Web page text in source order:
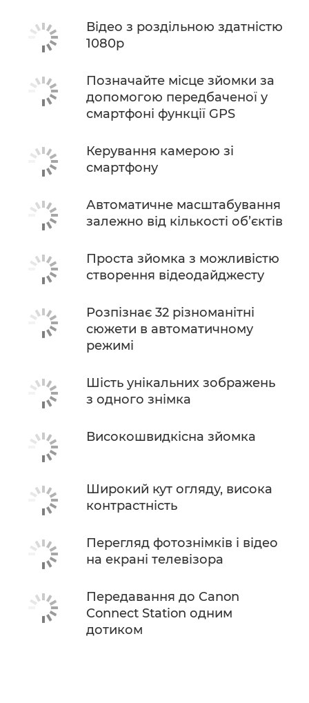
Відео з роздільною здатністю
1080p
Позначайте місце зйомки за
допомогою передбаченої у
смартфоні функції GPS
Керування камерою зі
смартфону
Автоматичне масштабування
залежно від кількості об’єктів
Проста зйомка з можливістю
створення відеодайджесту
Розпізнає 32 різноманітні
сюжети в автоматичному
режимі
Шість унікальних зображень
з одного знімка
Високошвидкісна зйомка
Широкий кут огляду, висока
контрастність
Перегляд фотознімків і відео
на екрані телевізора
Передавання до Canon
Connect Station одним
дотиком